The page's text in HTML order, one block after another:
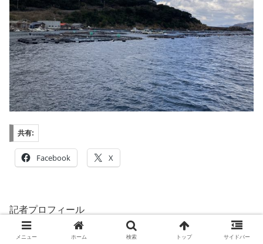
共有:
Facebook X
記者プロフィール
この記事を書いた人
三谷隆司
メニュー ホーム 検索 トップ サイドバー